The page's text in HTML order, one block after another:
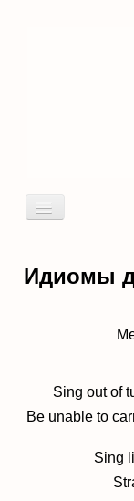
Включить/
Идиомы
Sing out of
Be unable to
Sing